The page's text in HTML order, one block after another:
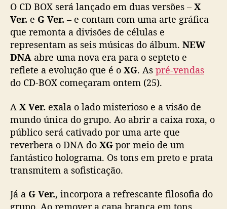
O CD BOX será lançado em duas versões – X
Ver. e G Ver. – e contam com uma arte gráfica
que remonta a divisões de células e
representam as seis músicas do álbum. NEW
DNA abre uma nova era para o septeto e
reflete a evolução que é o XG. As pré-vendas
do CD-BOX começaram ontem (25).
A X Ver. exala o lado misterioso e a visão de
mundo única do grupo. Ao abrir a caixa roxa, o
público será cativado por uma arte que
reverbera o DNA do XG por meio de um
fantástico holograma. Os tons em preto e prata
transmitem a sofisticação.
Já a G Ver., incorpora a refrescante filosofia do